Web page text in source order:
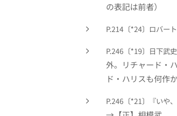
の表記は前者）
P.214〔*24〕ロバー
P.246〔*19〕日下武史
外。リチャード・
ド・ハリスも何作
P.246〔*21〕『いや